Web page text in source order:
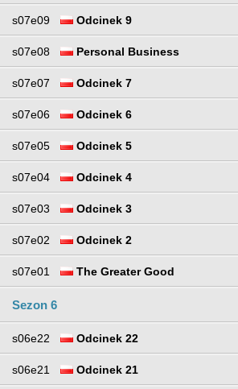
s07e09 Odcinek 9
s07e08 Personal Business
s07e07 Odcinek 7
s07e06 Odcinek 6
s07e05 Odcinek 5
s07e04 Odcinek 4
s07e03 Odcinek 3
s07e02 Odcinek 2
s07e01 The Greater Good
Sezon 6
s06e22 Odcinek 22
s06e21 Odcinek 21